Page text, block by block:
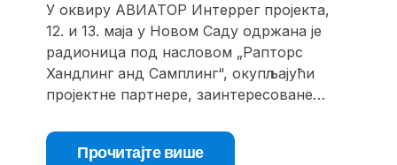
У оквиру АВИАТОР Интеррег пројекта,
12. и 13. маја у Новом Саду одржана је
радионица под насловом „Рапторс
Хандлинг анд Самплинг“, окупљајући
пројектне партнере, заинтересоване…
Прочитајте више